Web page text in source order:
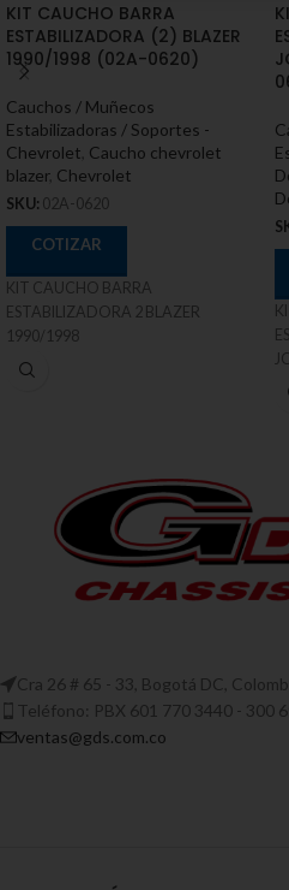
KIT CAUCHO BARRA
ESTABILIZADORA (2) BLAZER
1990/1998 (02A-0620)
Cauchos / Muñecos
Estabilizadoras / Soportes -
Chevrolet Caucho chevrolet
blazer, Chevrolet
SKU: 02A-0620
COTIZAR
KIT CAUCHO BARRA
ESTABILIZADORA 2 BLAZER
1990/1998
Cra 26 # 65 - 33, Bogotá DC,
Teléfono: PBX 601 770 3440 - 300
ventas@gds.com.co